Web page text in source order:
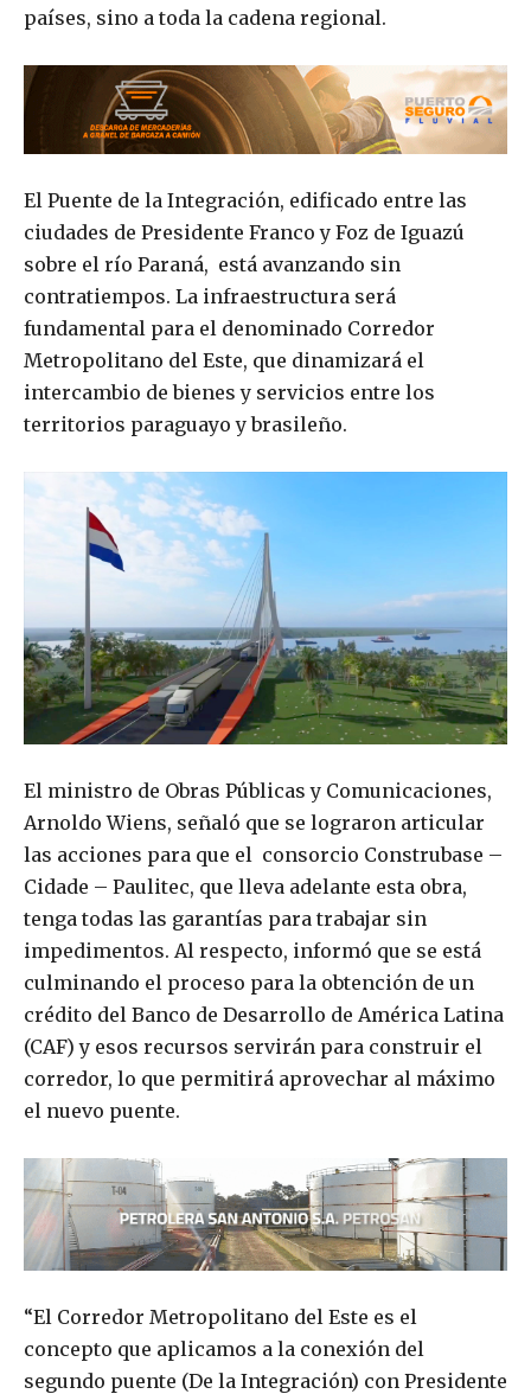
países, sino a toda la cadena regional.
El Puente de la Integración, edificado entre las
ciudades de Presidente Franco y Foz de Iguazú
sobre el río Paraná, está avanzando sin
contratiempos. La infraestructura será
fundamental para el denominado Corredor
Metropolitano del Este, que dinamizará el
intercambio de bienes y servicios entre los
territorios paraguayo y brasileño.
El ministro de Obras Públicas y Comunicaciones,
Arnoldo Wiens, señaló que se lograron articular
las acciones para que el consorcio Construbase –
Cidade – Paulitec, que lleva adelante esta obra,
tenga todas las garantías para trabajar sin
impedimentos. Al respecto, informó que se está
culminando el proceso para la obtención de un
crédito del Banco de Desarrollo de América Latina
(CAF) y esos recursos servirán para construir el
corredor, lo que permitirá aprovechar al máximo
el nuevo puente.
“El Corredor Metropolitano del Este es el
concepto que aplicamos a la conexión del
segundo puente (De la Integración) con Presidente